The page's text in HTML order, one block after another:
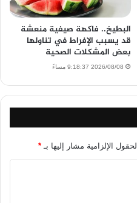
البطيخ.. فاكهة صيفية منعشة
قد يسبب الإفراط في تناولها
بعض المشكلات الصحية
2026/08/08 9:18:37 مساءً
الحقول الإلزامية مشار إليها بـ *